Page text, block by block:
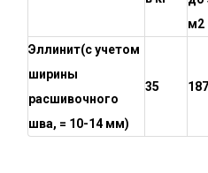
м2
Эллинит(с учетом
ширины
расшивочного
шва, = 10-14 мм)
35